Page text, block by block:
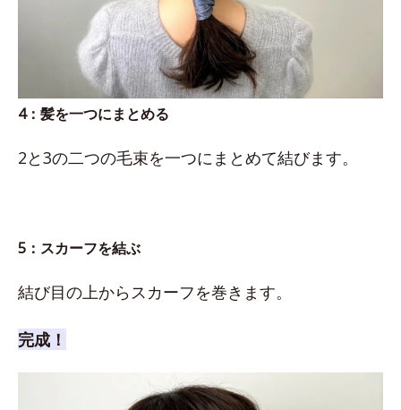
4：髪を一つにまとめる
2と3の二つの毛束を一つにまとめて結びます。
5：スカーフを結ぶ
結び目の上からスカーフを巻きます。
完成！